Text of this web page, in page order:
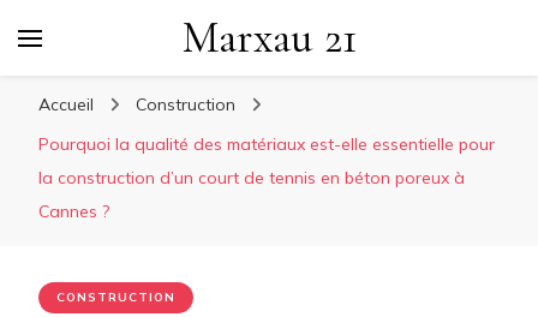
Marxau 21
Accueil
Construction
Pourquoi la qualité des matériaux est-elle essentielle pour
la construction d’un court de tennis en béton poreux à
Cannes ?
CONSTRUCTION